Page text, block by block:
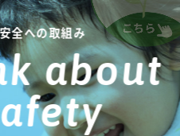
取組み
about